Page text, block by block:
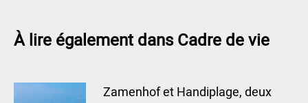
À lire également dans Cadre de vie
Zamenhof et Handiplage, deux